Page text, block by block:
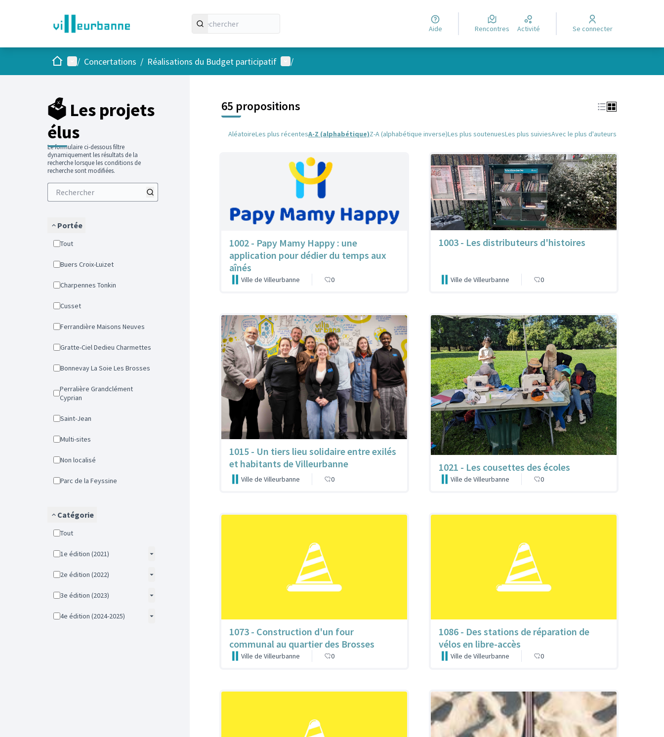
Aide Rencontres Activité Se connecter
AccueilMenu principal
/ Concertations / Réalisations du Budget participatif Menu utilisateur
/
🗳️ Les projets
élus
Le formulaire ci-dessous filtre
dynamiquement les résultats de la
recherche lorsque les conditions de
recherche sont modifiées.
Portée
Tout
Buers Croix-Luizet
Charpennes Tonkin
Cusset
Ferrandière Maisons Neuves
Gratte-Ciel Dedieu Charmettes
Bonnevay La Soie Les Brosses
Perralière Grandclément
Cyprian
Saint-Jean
Multi-sites
Non localisé
Parc de la Feyssine
Catégorie
Tout
1e édition (2021)
2e édition (2022)
3e édition (2023)
4e édition (2024-2025)
65 propositions
AléatoireLes plus récentesA-Z (alphabétique)Z-A (alphabétique inverse)Les plus soutenuesLes plus suiviesAvec le plus d'auteurs
1002 - Papy Mamy Happy : une
application pour dédier du temps aux
aînés
Ville de Villeurbanne 0
1003 - Les distributeurs d'histoires
Ville de Villeurbanne 0
1015 - Un tiers lieu solidaire entre exilés
et habitants de Villeurbanne
Ville de Villeurbanne 0
1021 - Les cousettes des écoles
Ville de Villeurbanne 0
1073 - Construction d'un four
communal au quartier des Brosses
Ville de Villeurbanne 0
1086 - Des stations de réparation de
vélos en libre-accès
Ville de Villeurbanne 0